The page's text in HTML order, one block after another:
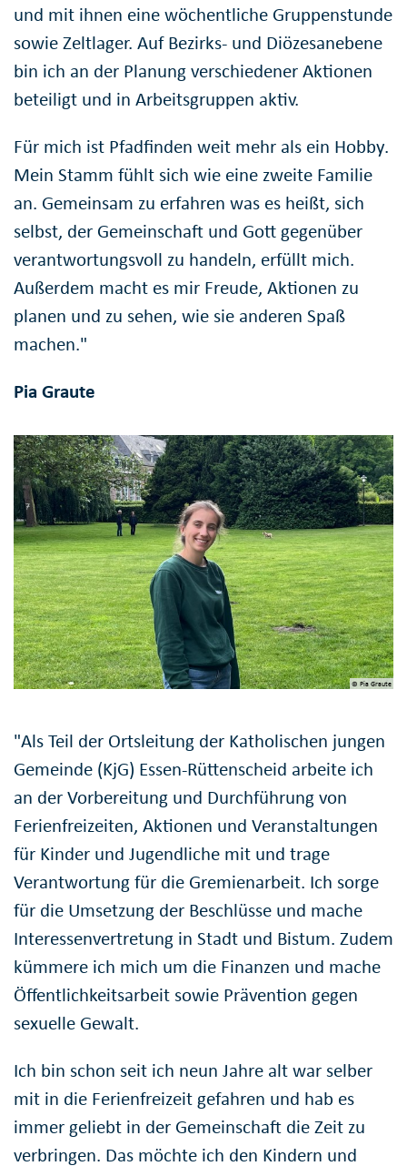
und mit ihnen eine wöchentliche Gruppenstunde
sowie Zeltlager. Auf Bezirks- und Diözesanebene
bin ich an der Planung verschiedener Aktionen
beteiligt und in Arbeitsgruppen aktiv.
Für mich ist Pfadfinden weit mehr als ein Hobby.
Mein Stamm fühlt sich wie eine zweite Familie
an. Gemeinsam zu erfahren was es heißt, sich
selbst, der Gemeinschaft und Gott gegenüber
verantwortungsvoll zu handeln, erfüllt mich.
Außerdem macht es mir Freude, Aktionen zu
planen und zu sehen, wie sie anderen Spaß
machen."
Pia Graute
© Pia Graute
"Als Teil der Ortsleitung der Katholischen jungen
Gemeinde (KjG) Essen-Rüttenscheid arbeite ich
an der Vorbereitung und Durchführung von
Ferienfreizeiten, Aktionen und Veranstaltungen
für Kinder und Jugendliche mit und trage
Verantwortung für die Gremienarbeit. Ich sorge
für die Umsetzung der Beschlüsse und mache
Interessenvertretung in Stadt und Bistum. Zudem
kümmere ich mich um die Finanzen und mache
Öffentlichkeitsarbeit sowie Prävention gegen
sexuelle Gewalt.
Ich bin schon seit ich neun Jahre alt war selber
mit in die Ferienfreizeit gefahren und hab es
immer geliebt in der Gemeinschaft die Zeit zu
verbringen. Das möchte ich den Kindern und